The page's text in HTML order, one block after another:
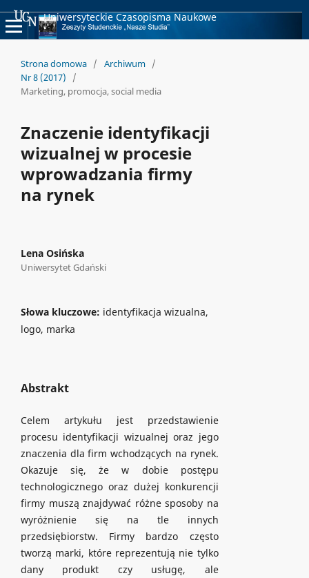
Uniwersyteckie Czasopisma Naukowe
Strona domowa / Archiwum /
Nr 8 (2017)
/
Marketing, promocja, social media
Znaczenie identyfikacji
wizualnej w procesie
wprowadzania firmy
na rynek
Lena Osińska
Uniwersytet Gdański
Słowa kluczowe: identyfikacja wizualna,
logo, marka
Abstrakt
Celem artykułu jest przedstawienie
procesu identyfikacji wizualnej oraz jego
znaczenia dla firm wchodzących na rynek.
Okazuje się, że w dobie postępu
technologicznego oraz dużej konkurencji
firmy muszą znajdywać różne sposoby na
wyróżnienie się na tle innych
przedsiębiorstw. Firmy bardzo często
tworzą marki, które reprezentują nie tylko
dany produkt czy usługę, ale